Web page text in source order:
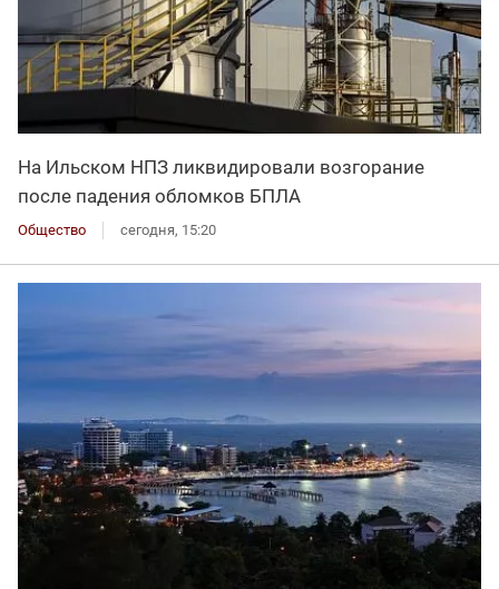
На Ильском НПЗ ликвидировали возгорание
после падения обломков БПЛА
Общество сегодня, 15:20